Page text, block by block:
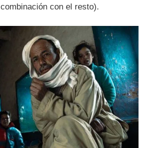
con el resto).